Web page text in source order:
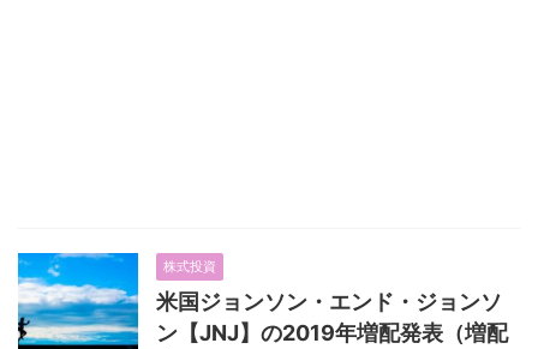
株式投資
米国ジョンソン・エンド・ジョンソ
ン【JNJ】の2019年増配発表（増配